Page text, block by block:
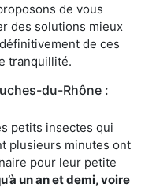
de vous
des solutions mieux
de ces
tranquillité.
du-Rhône :
petits insectes qui
plusieurs minutes ont
pour leur petite
un an et demi, voire